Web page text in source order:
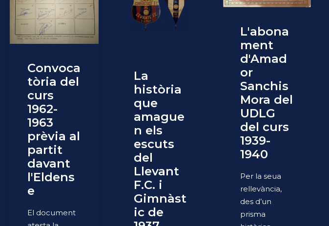
Convoca
tòria del
curs
1962-
1963
prèvia al
partit
davant
l'Eldens
e
El document
L'abona
ment
d'Amad
or
Sanchis
Mora del
UDLG
del curs
1939-
1940
Per la seua
rellevància,
des d’un
prisma
La
història
que
amague
n els
escuts
del
Llevant
F.C. i
Gimnàst
ic de